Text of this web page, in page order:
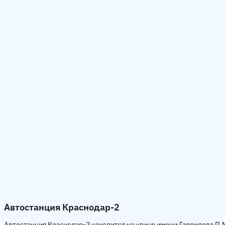
Автостанция Краснодар-2